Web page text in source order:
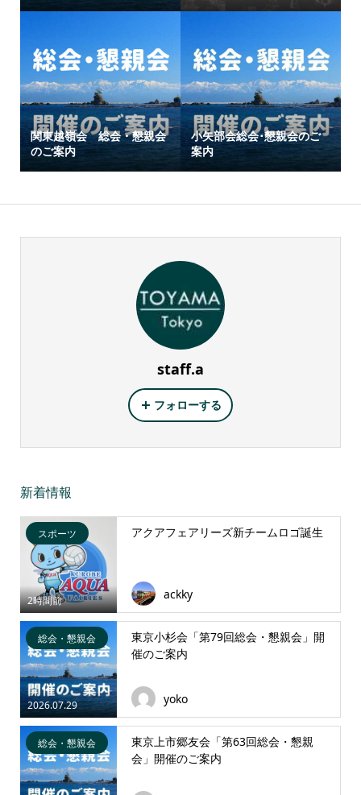
関東越嶺会 総会・懇親会
のご案内
小矢部会総会･懇親会のご
案内
staff.a
フォローする
新着情報
2時間前
スポーツ アクアフェアリーズ新チームロゴ誕生
ackky
2026.07.29
総会・懇親会
東京小杉会「第79回総会・懇親会」開
催のご案内
yoko
総会・懇親会
東京上市郷友会「第63回総会・懇親
会」開催のご案内